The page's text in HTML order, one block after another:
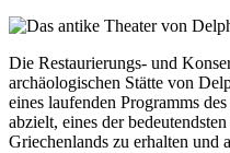
Die Restaurierungs- und
archäologischen Stätte von
eines laufenden Programms
abzielt, eines der
Griechenlands zu erhalten und